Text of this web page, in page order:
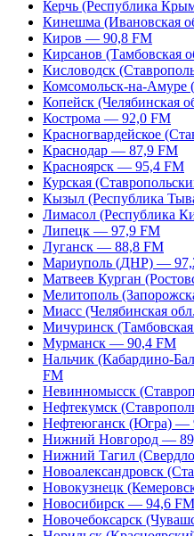
Керчь (Республика
Кинешма (Ивановская
Киров — 90,8 FM
Кирсанов (Тамбовская
Кисловодск
Комсомольск-на-Амуре
Копейск (Челябинская
Кострома — 92,0 FM
Красногвардейское
Краснодар — 87,9 FM
Красноярск — 95,4 FM
Курская
Кызыл (Республика
Лимасол (Республика
Липецк — 97,9 FM
Луганск — 88,8 FM
Мариуполь (ДНР) —
Матвеев Курган
Мелитополь
Миасс (Челябинская
Мичуринск
Мурманск — 90,4 FM
Нальчик (Кабардино-
FM
Невинномысск
Нефтекумск
Нефтеюганск (Югра) —
Нижний Новгород —
Нижний Тагил
Новоалександровск
Новокузнецк
Новосибирск — 94,6 FM
Новочебоксарск